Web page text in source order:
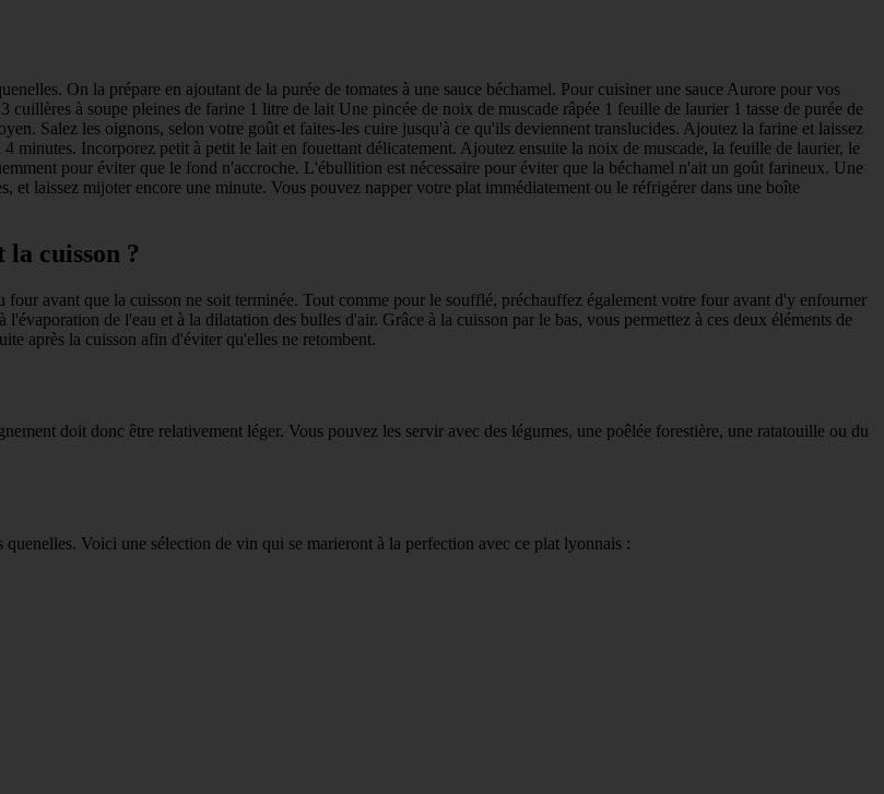
On la prépare en ajoutant de la purée de tomates à une sauce béchamel. Pour cuisiner une sauce Aurore pour vos
à soupe pleines de farine 1 litre de lait Une pincée de noix de muscade râpée 1 feuille de laurier 1 tasse de purée de
Salez les oignons, selon votre goût et faites-les cuire jusqu'à ce qu'ils deviennent translucides. Ajoutez la farine et laissez
minutes. Incorporez petit à petit le lait en fouettant délicatement. Ajoutez ensuite la noix de muscade, la feuille de laurier, le
pour éviter que le fond n'accroche. L'ébullition est nécessaire pour éviter que la béchamel n'ait un goût farineux. Une
et laissez mijoter encore une minute. Vous pouvez napper votre plat immédiatement ou le réfrigérer dans une boîte
la cuisson ?
avant que la cuisson ne soit terminée. Tout comme pour le soufflé, préchauffez également votre four avant d'y enfourner
de l'eau et à la dilatation des bulles d'air. Grâce à la cuisson par le bas, vous permettez à ces deux éléments de
après la cuisson afin d'éviter qu'elles ne retombent.
doit donc être relativement léger. Vous pouvez les servir avec des légumes, une poêlée forestière, une ratatouille ou du
Voici une sélection de vin qui se marieront à la perfection avec ce plat lyonnais :